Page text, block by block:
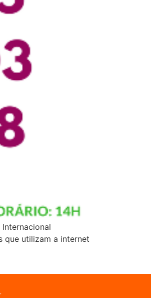
que utilizam a internet